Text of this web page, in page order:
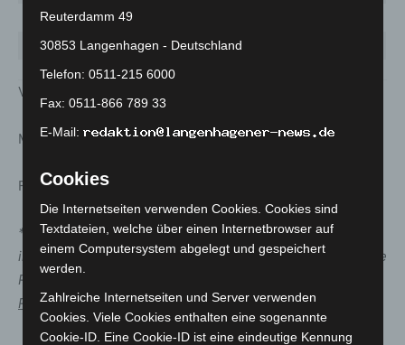
Wennigsen
66
Wunstorf
93 1092
Verteilung nach Geschlecht
Männer 48 Prozent
Frauen 52 Prozent
*
Die Inzidenzwerte der einzelnen Kommunen spielen für
in der Corona-Verordnung aufgeführte Regelungen keine
Rolle. Hierfür ist allein der Inzidenzwert
Region Hannovervon Bedeutung.
Reuterdamm 49
30853 Langenhagen - Deutschland
Telefon: 0511-215 6000
Fax: 0511-866 789 33
E-Mail:
Cookies
Die Internetseiten verwenden Cookies. Cookies sind
Textdateien, welche über einen Internetbrowser auf
einem Computersystem abgelegt und gespeichert
werden.
Zahlreiche Internetseiten und Server verwenden
Cookies. Viele Cookies enthalten eine sogenannte
Cookie-ID. Eine Cookie-ID ist eine eindeutige Kennung